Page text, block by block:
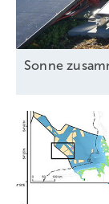
Sonne